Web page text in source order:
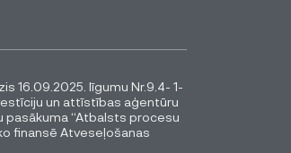
16.09.2025. līgumu Nr.9.4- 1-
un attīstības aģentūru
“Atbalsts procesu
finansē Atveseļošanas